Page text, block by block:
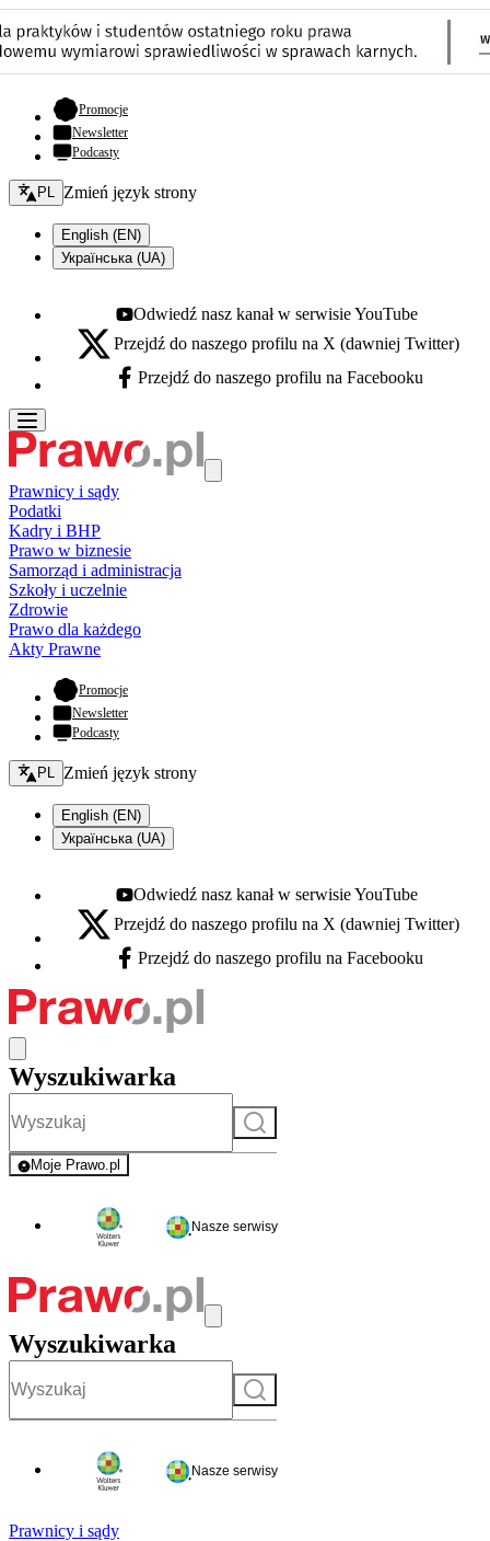
Promocje- otwiera się w nowej karcie
Newsletter
Podcasty
Zmień język - bieżący:
PL Zmień język strony
English (EN)
Українська (UA)
Youtube - otwiera się w nowej karcie
Odwiedź nasz kanał w serwisie YouTube
X - otwiera się w nowej karcie
Przejdź do naszego profilu na X (dawniej Twitter)
Facebook - otwiera się w nowej karcie
Przejdź do naszego profilu na Facebooku
Prawnicy i sądy
Podatki
Kadry i BHP
Prawo w biznesie
Samorząd i administracja
Szkoły i uczelnie
Zdrowie
Prawo dla każdego
Akty Prawne
Promocje- otwiera się w nowej karcie
Newsletter
Podcasty
Zmień język - bieżący:
PL Zmień język strony
English (EN)
Українська (UA)
Youtube - otwiera się w nowej karcie
Odwiedź nasz kanał w serwisie YouTube
X - otwiera się w nowej karcie
Przejdź do naszego profilu na X (dawniej Twitter)
Facebook - otwiera się w nowej karcie
Przejdź do naszego profilu na Facebooku
Wyszukiwarka
Szukaj
Moje Prawo.pl
- rejestracja i logowanie do serwisu
Nasze serwisy
Wyszukiwarka
Szukaj
Nasze serwisy
Prawnicy i sądy